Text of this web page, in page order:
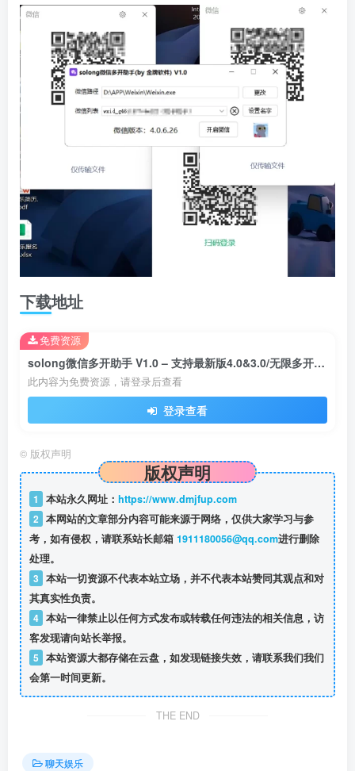
下载地址
solong微信多开助手 V1.0 – 支持最新版4.0&3.0/无限多开/免扫码登录/长期支持
此内容为免费资源，请登录后查看
登录查看
免费资源
© 版权声明
版权声明
1 本站永久网址： https://www.dmjfup.com
2 本网站的文章部分内容可能来源于网络，仅供大家学习与参
考，如有侵权，请联系站长邮箱 1911180056@qq.com进行删除
处理。
3 本站一切资源不代表本站立场，并不代表本站赞同其观点和对
其真实性负责。
4 本站一律禁止以任何方式发布或转载任何违法的相关信息，访
客发现请向站长举报。
5 本站资源大都存储在云盘，如发现链接失效，请联系我们我们
会第一时间更新。
THE END
聊天娱乐